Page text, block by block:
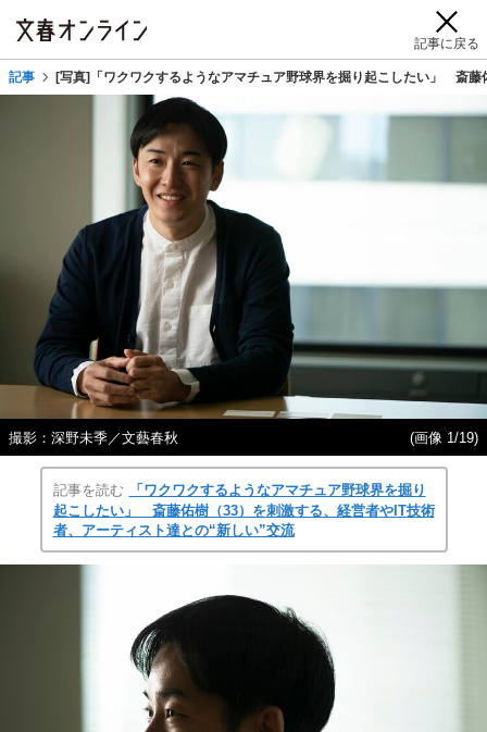
記事に戻る
記事 [写真]「ワクワクするようなアマチュア野球界を掘り起こしたい」 斎
撮影：深野未季／文藝春秋 (画像 1/19)
記事を読む
「ワクワクするようなアマチュア野球界を掘り
起こしたい」 斎藤佑樹（33）を刺激する、経営者やIT技術
者、アーティスト達との“新しい”交流